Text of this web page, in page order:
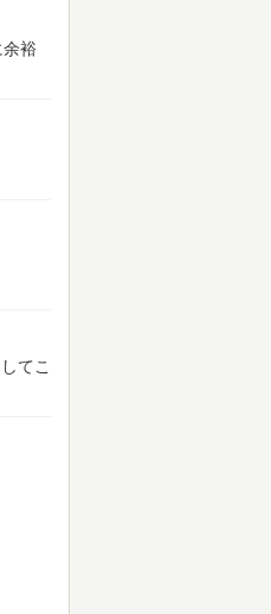
余裕
てこ